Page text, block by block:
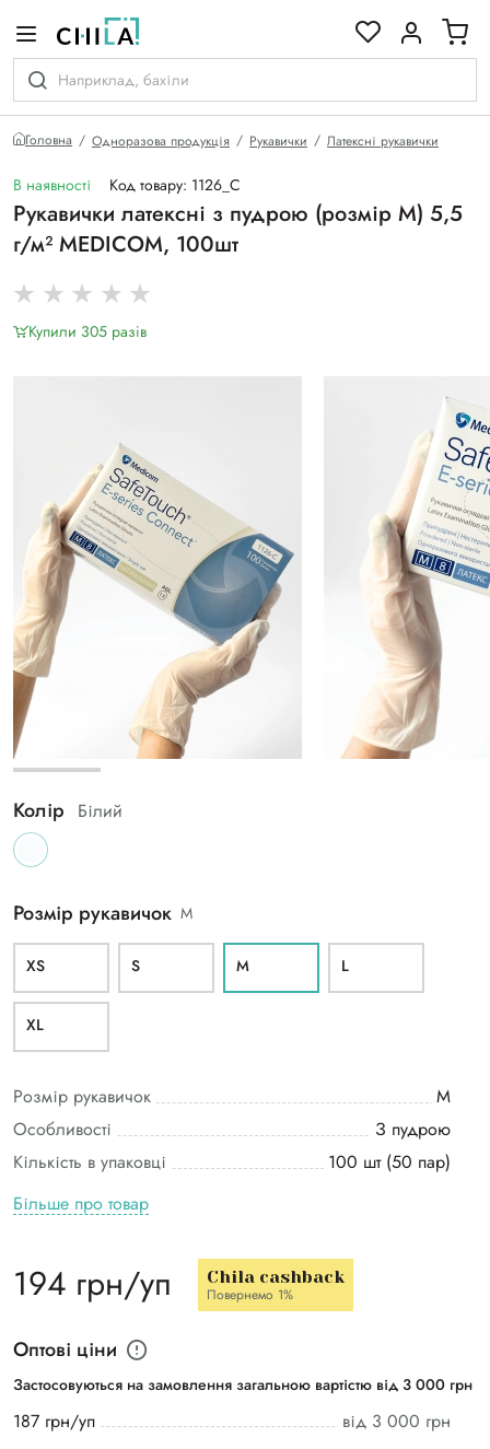
Головна Одноразова продукція Рукавички Латексні рукавички
В наявності Код товару: 1126_C
Рукавички латексні з пудрою (розмір M) 5,5
г/м² MEDICOM, 100шт
Купили 305 разiв
Колір Білий
Розмір рукавичок M
XS S M L
ХL
Розмір рукавичок
M
Особливості
З пудрою
Кількість в упаковці
100 шт (50 пар)
Більше про товар
194 грн/уп Chila cashback
Повернемо 1%
Оптові ціни
Застосовуються на замовлення загальною вартістю від 3 000 грн
187 грн/уп
від 3 000 грн
гамі